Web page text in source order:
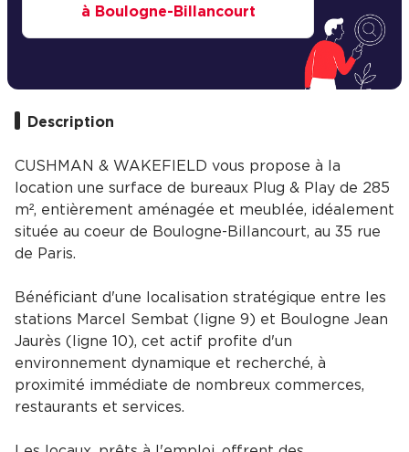
à Boulogne-Billancourt
Description
CUSHMAN & WAKEFIELD vous propose à la
location une surface de bureaux Plug & Play de 285
m², entièrement aménagée et meublée, idéalement
située au coeur de Boulogne-Billancourt, au 35 rue
de Paris.
Bénéficiant d'une localisation stratégique entre les
stations Marcel Sembat (ligne 9) et Boulogne Jean
Jaurès (ligne 10), cet actif profite d'un
environnement dynamique et recherché, à
proximité immédiate de nombreux commerces,
restaurants et services.